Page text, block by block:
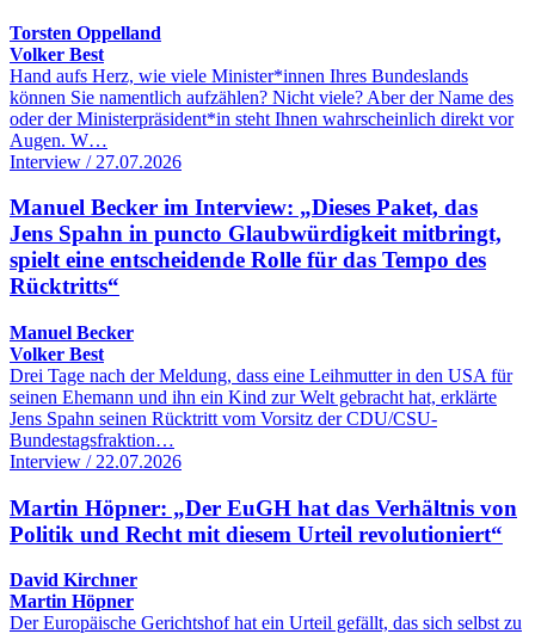
Torsten Oppelland
Volker Best
Hand aufs Herz, wie viele Minister*innen Ihres Bundeslands
können Sie namentlich aufzählen? Nicht viele? Aber der Name des
oder der Ministerpräsident*in steht Ihnen wahrscheinlich direkt vor
Augen. W…
Interview / 27.07.2026
Manuel Becker im Interview: „Dieses Paket, das
Jens Spahn in puncto Glaubwürdigkeit mitbringt,
spielt eine entscheidende Rolle für das Tempo des
Rücktritts“
Manuel Becker
Volker Best
Drei Tage nach der Meldung, dass eine Leihmutter in den USA für
seinen Ehemann und ihn ein Kind zur Welt gebracht hat, erklärte
Jens Spahn seinen Rücktritt vom Vorsitz der CDU/CSU-
Bundestagsfraktion…
Interview / 22.07.2026
Martin Höpner: „Der EuGH hat das Verhältnis von
Politik und Recht mit diesem Urteil revolutioniert“
David Kirchner
Martin Höpner
Der Europäische Gerichtshof hat ein Urteil gefällt, das sich selbst zu